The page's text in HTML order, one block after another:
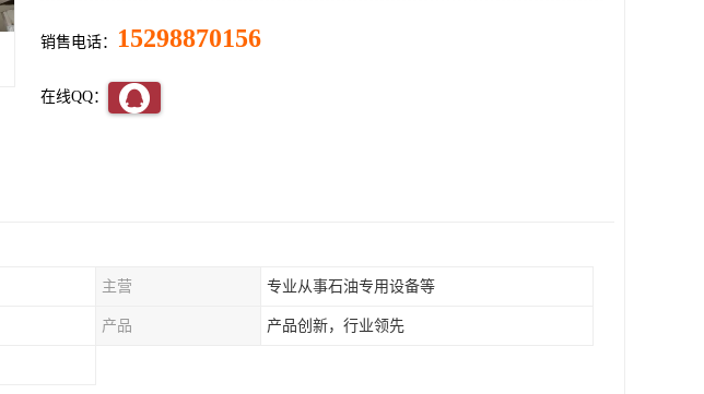
销售电话： 15298870156
在线QQ：
主营 专业从事石油专用设备等
产品 产品创新，行业领先